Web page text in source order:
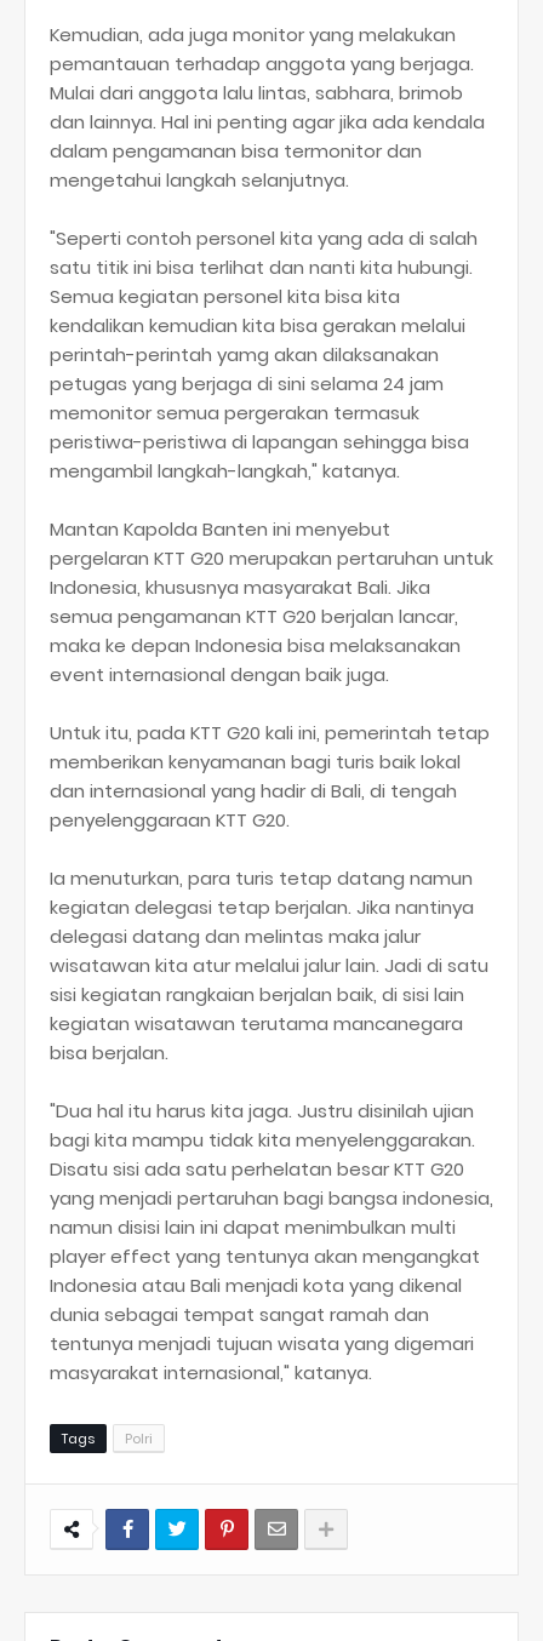
Kemudian, ada juga monitor yang melakukan
pemantauan terhadap anggota yang berjaga.
Mulai dari anggota lalu lintas, sabhara, brimob
dan lainnya. Hal ini penting agar jika ada kendala
dalam pengamanan bisa termonitor dan
mengetahui langkah selanjutnya.
"Seperti contoh personel kita yang ada di salah
satu titik ini bisa terlihat dan nanti kita hubungi.
Semua kegiatan personel kita bisa kita
kendalikan kemudian kita bisa gerakan melalui
perintah-perintah yamg akan dilaksanakan
petugas yang berjaga di sini selama 24 jam
memonitor semua pergerakan termasuk
peristiwa-peristiwa di lapangan sehingga bisa
mengambil langkah-langkah," katanya.
Mantan Kapolda Banten ini menyebut
pergelaran KTT G20 merupakan pertaruhan untuk
Indonesia, khususnya masyarakat Bali. Jika
semua pengamanan KTT G20 berjalan lancar,
maka ke depan Indonesia bisa melaksanakan
event internasional dengan baik juga.
Untuk itu, pada KTT G20 kali ini, pemerintah tetap
memberikan kenyamanan bagi turis baik lokal
dan internasional yang hadir di Bali, di tengah
penyelenggaraan KTT G20.
Ia menuturkan, para turis tetap datang namun
kegiatan delegasi tetap berjalan. Jika nantinya
delegasi datang dan melintas maka jalur
wisatawan kita atur melalui jalur lain. Jadi di satu
sisi kegiatan rangkaian berjalan baik, di sisi lain
kegiatan wisatawan terutama mancanegara
bisa berjalan.
"Dua hal itu harus kita jaga. Justru disinilah ujian
bagi kita mampu tidak kita menyelenggarakan.
Disatu sisi ada satu perhelatan besar KTT G20
yang menjadi pertaruhan bagi bangsa indonesia,
namun disisi lain ini dapat menimbulkan multi
player effect yang tentunya akan mengangkat
Indonesia atau Bali menjadi kota yang dikenal
dunia sebagai tempat sangat ramah dan
tentunya menjadi tujuan wisata yang digemari
masyarakat internasional," katanya.
Tags Polri